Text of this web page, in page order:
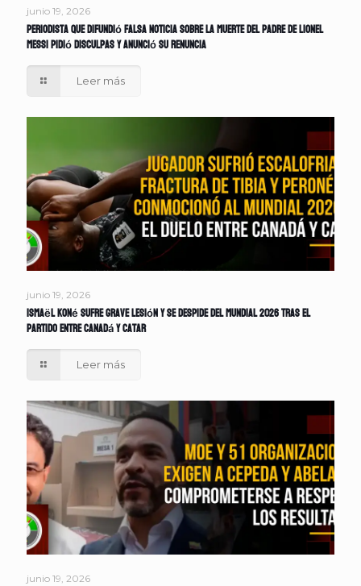
junio 19, 2026
Periodista que difundió falsa noticia sobre la muerte del padre de Lionel
Messi pidió disculpas y anunció su renuncia
Leer más
junio 19, 2026
Ismaël Koné sufre grave lesión y se despide del Mundial 2026 tras el
partido entre Canadá y Catar
Leer más
junio 19, 2026